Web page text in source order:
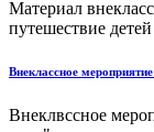
Материал
путешествие
Внеклассное
Внеклвссное